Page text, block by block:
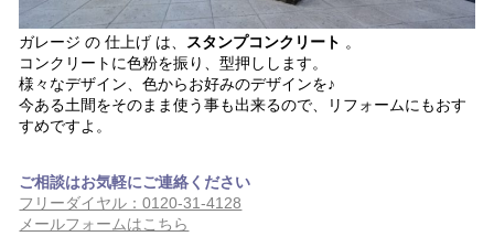
ガレージ の 仕上げ は、 スタンプコンクリート 。
コンクリートに色粉を振り、型押しします。
様々なデザイン、色からお好みのデザインを♪
今ある土間をそのまま使う事も出来るので、リフォームにもおす
すめですよ。
ご相談はお気軽にご連絡ください
フリーダイヤル：0120-31-4128
メールフォームはこちら